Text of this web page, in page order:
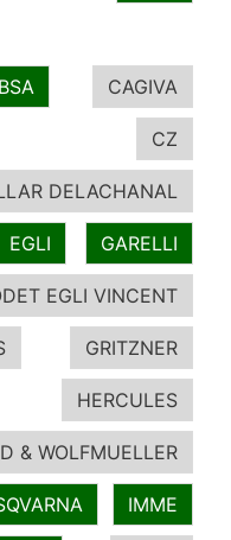
BSA CAGIVA
CZ
DELACHANAL
EGLI GARELLI
EGLI VINCENT
GRITZNER
HERCULES
& WOLFMUELLER
IMME